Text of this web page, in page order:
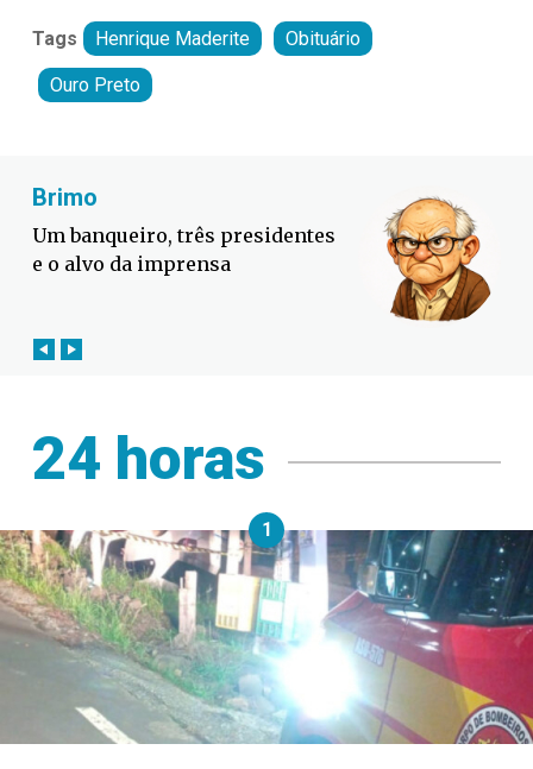
Tags Henrique Maderite Obituário
Ouro Preto
Fabiano Bordignon
Defesa Civil lança campanha
contra o El Niño em SC
24 horas
1